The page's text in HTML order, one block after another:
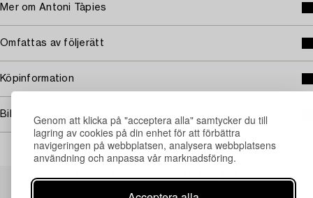
Genom att klicka på "acceptera alla" samtycker du till
lagring av cookies på din enhet för att förbättra
navigeringen på webbplatsen, analysera webbplatsens
användning och anpassa vår marknadsföring.
Mer om Antoni Tàpies
Omfattas av följerätt
Köpinformation
Bildrättigheter
Andra har även tittat på